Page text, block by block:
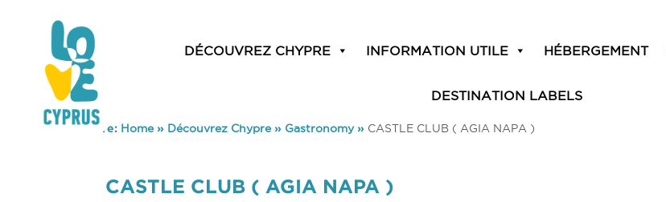
DÉCOUVREZ CHYPRE INFORMATION UTILE HÉBERGEMENT
DESTINATION LABELS
You are here: Home» Découvrez Chypre» Gastronomy» CASTLE CLUB ( AGIA NAPA )
CASTLE CLUB ( AGIA NAPA )